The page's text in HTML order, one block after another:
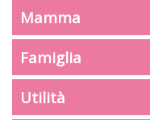
Mamma
Famiglia
Utilità